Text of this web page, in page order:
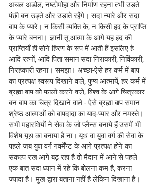
अचल अडोल, नष्टोमोहा और निर्माण रहना तभी उड़ते
पंछी बन उड़ते और उड़ाते रहेंगे। सदा न्यारे और सदा
बाप के प्यारे। न किसी व्यक्ति के, न किसी हद के प्राप्ति
के प्यारे बनना। ज्ञानी तू आत्मा के आगे यह हद की
प्राप्तियाँ ही सोने हिरण के रूप में आती हैं इसलिए हे
आदि रत्नों, आदि पिता समान सदा निराकारी, निर्विकारी,
निरहंकारी रहना। समझा। अच्छा-ऐसे हर कर्म में बाप
का प्रत्यक्ष स्वरूप दिखाने वाले, पुण्य आत्मायें, हर कर्म में
ब्रह्मा बाप को फालो करने वाले, विश्व के आगे चित्रकार
बन बाप का चित्र दिखाने वाले - ऐसे ब्रह्मा बाप समान
श्रेष्ठ आत्माओं को बापदादा का याद-प्यार और नमस्ते।
सभी महारथियों ने सेवा के जो प्लैन्स बनाये हैं उसमें भी
विशेष यूथ का बनाया है ना। यूथ वा युवा वर्ग की सेवा के
पहले जब युवा वर्ग गवर्मेंन्ट के आगे प्रत्यक्ष होने का
संकल्प रख आगे बढ़ रहा है तो मैदान में आने से पहले
एक बात सदा ध्यान में रहे कि बोलना कम है, करना
ज्यादा है। मुख द्वारा बताना नहीं है लेकिन दिखाना है।